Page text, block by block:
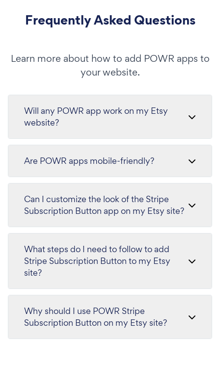
Frequently Asked Questions
Learn more about how to add POWR apps to
your website.
Will any POWR app work on my Etsy
website?
Are POWR apps mobile-friendly?
Can I customize the look of the Stripe
Subscription Button app on my Etsy site?
What steps do I need to follow to add
Stripe Subscription Button to my Etsy
site?
Why should I use POWR Stripe
Subscription Button on my Etsy site?